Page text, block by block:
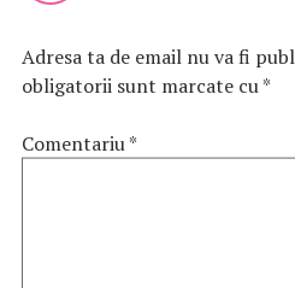
Adresa ta de email nu va fi
obligatorii sunt marcate cu*
Comentariu*